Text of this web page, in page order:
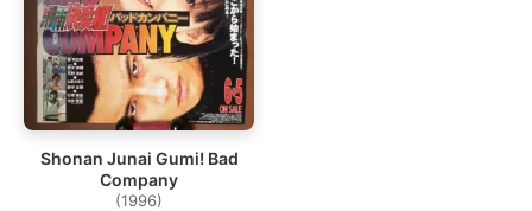
Shonan Junai Gumi! Bad
Company
(1996)